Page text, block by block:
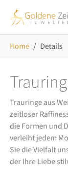
Home Details
Trauringe aus
zeitloser
die Formen und
verleiht jedem
Sie die Vielfalt
der Ihre Liebe